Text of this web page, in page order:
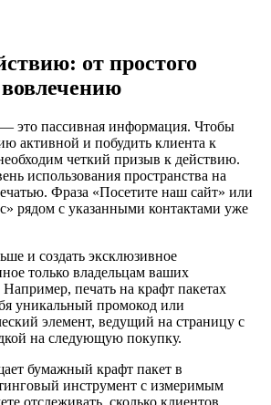
от простого
это пассивная информация. Чтобы
активной и побудить клиента к
четкий призыв к действию.
использования пространства на
Фраза «Посетите наш сайт» или
рядом с указанными контактами уже
и создать эксклюзивное
только владельцам ваших
печать на крафт пакетах
уникальный промокод или
элемент, ведущий на страницу с
на следующую покупку.
бумажный крафт пакет в
инструмент с измеримым